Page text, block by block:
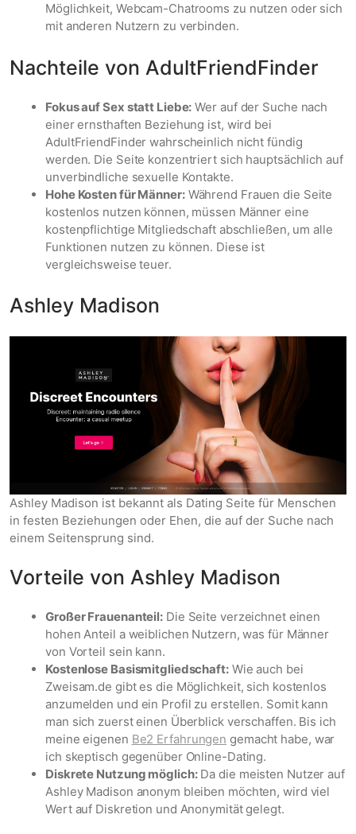
Möglichkeit, Webcam-Chatrooms zu nutzen oder sich
mit anderen Nutzern zu verbinden.
Nachteile von AdultFriendFinder
Fokus auf Sex statt Liebe: Wer auf der Suche nach
einer ernsthaften Beziehung ist, wird bei
AdultFriendFinder wahrscheinlich nicht fündig
werden. Die Seite konzentriert sich hauptsächlich auf
unverbindliche sexuelle Kontakte.
Hohe Kosten für Männer:Während Frauen die Seite
kostenlos nutzen können, müssen Männer eine
kostenpflichtige Mitgliedschaft abschließen, um alle
Funktionen nutzen zu können. Diese ist
vergleichsweise teuer.
Ashley Madison
Ashley Madison ist bekannt als Dating Seite für Menschen
in festen Beziehungen oder Ehen, die auf der Suche nach
einem Seitensprung sind.
Vorteile von Ashley Madison
Großer Frauenanteil: Die Seite verzeichnet einen
hohen Anteil a weiblichen Nutzern, was für Männer
von Vorteil sein kann.
Kostenlose Basismitgliedschaft:Wie auch bei
Zweisam.de gibt es die Möglichkeit, sich kostenlos
anzumelden und ein Profil zu erstellen. Somit kann
man sich zuerst einen Überblick verschaffen. Bis ich
meine eigenen Be2 Erfahrungen gemacht habe, war
ich skeptisch gegenüber Online-Dating.
Diskrete Nutzung möglich:Da die meisten Nutzer auf
Ashley Madison anonym bleiben möchten, wird viel
Wert auf Diskretion und Anonymität gelegt.